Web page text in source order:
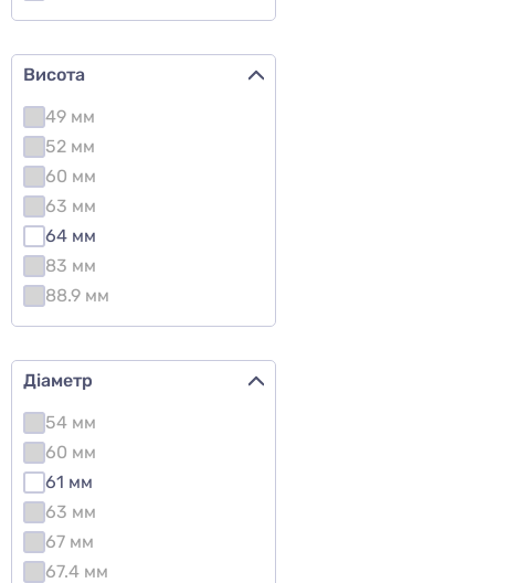
Висота
49 мм
52 мм
60 мм
63 мм
64 мм
83 мм
88.9 мм
Діаметр
54 мм
60 мм
61 мм
63 мм
67 мм
67.4 мм